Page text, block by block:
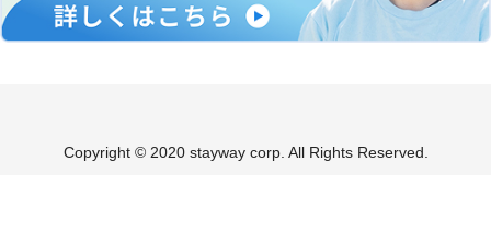
Copyright © 2020 stayway corp. All Rights Reserved.